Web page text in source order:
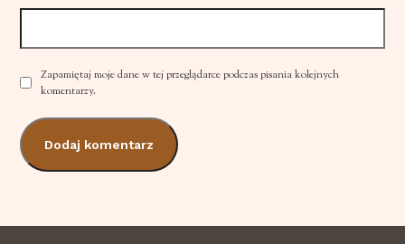
Zapamiętaj moje dane w tej przeglądarce podczas pisania kolejnych
komentarzy.